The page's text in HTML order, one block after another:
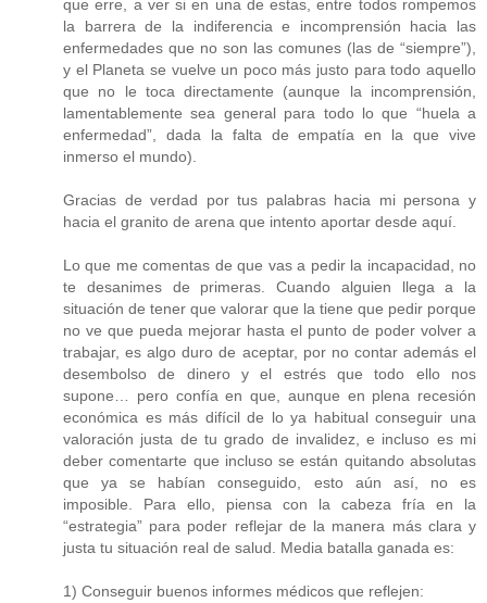
que erre, a ver si en una de estas, entre todos rompemos
la barrera de la indiferencia e incomprensión hacia las
enfermedades que no son las comunes (las de “siempre”),
y el Planeta se vuelve un poco más justo para todo aquello
que no le toca directamente (aunque la incomprensión,
lamentablemente sea general para todo lo que “huela a
enfermedad”, dada la falta de empatía en la que vive
inmerso el mundo).
Gracias de verdad por tus palabras hacia mi persona y
hacia el granito de arena que intento aportar desde aquí.
Lo que me comentas de que vas a pedir la incapacidad, no
te desanimes de primeras. Cuando alguien llega a la
situación de tener que valorar que la tiene que pedir porque
no ve que pueda mejorar hasta el punto de poder volver a
trabajar, es algo duro de aceptar, por no contar además el
desembolso de dinero y el estrés que todo ello nos
supone… pero confía en que, aunque en plena recesión
económica es más difícil de lo ya habitual conseguir una
valoración justa de tu grado de invalidez, e incluso es mi
deber comentarte que incluso se están quitando absolutas
que ya se habían conseguido, esto aún así, no es
imposible. Para ello, piensa con la cabeza fría en la
“estrategia” para poder reflejar de la manera más clara y
justa tu situación real de salud. Media batalla ganada es:
1) Conseguir buenos informes médicos que reflejen: